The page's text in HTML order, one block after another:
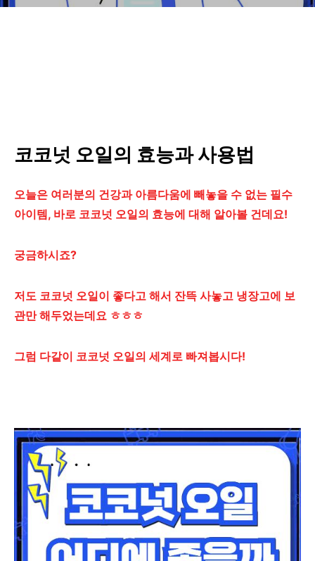
코코넛 오일의 효능과 사용법
오늘은 여러분의 건강과 아름다움에 빼놓을 수 없는 필수
아이템, 바로 코코넛 오일의 효능에 대해 알아볼 건데요!
궁금하시죠?
저도 코코넛 오일이 좋다고 해서 잔뜩 사놓고 냉장고에 보
관만 해두었는데요 ㅎㅎㅎ
그럼 다같이 코코넛 오일의 세계로 빠져봅시다!